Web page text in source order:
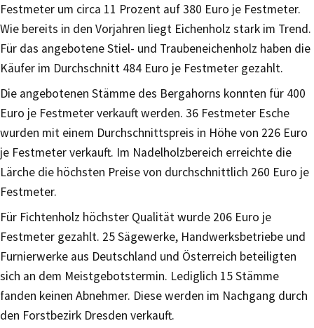
Festmeter um circa 11 Prozent auf 380 Euro je Festmeter.
Wie bereits in den Vorjahren liegt Eichenholz stark im Trend.
Für das angebotene Stiel- und Traubeneichenholz haben die
Käufer im Durchschnitt 484 Euro je Festmeter gezahlt.
Die angebotenen Stämme des Bergahorns konnten für 400
Euro je Festmeter verkauft werden. 36 Festmeter Esche
wurden mit einem Durchschnittspreis in Höhe von 226 Euro
je Festmeter verkauft. Im Nadelholzbereich erreichte die
Lärche die höchsten Preise von durchschnittlich 260 Euro je
Festmeter.
Für Fichtenholz höchster Qualität wurde 206 Euro je
Festmeter gezahlt. 25 Sägewerke, Handwerksbetriebe und
Furnierwerke aus Deutschland und Österreich beteiligten
sich an dem Meistgebotstermin. Lediglich 15 Stämme
fanden keinen Abnehmer. Diese werden im Nachgang durch
den Forstbezirk Dresden verkauft.